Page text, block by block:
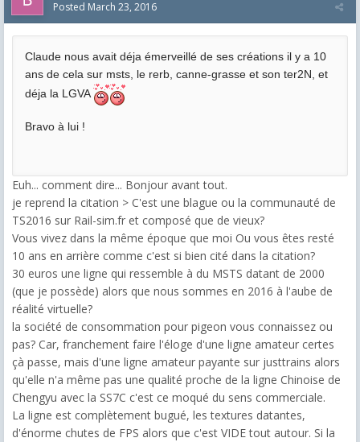
Posted March 23, 2016
Claude nous avait déja émerveillé de ses créations il y a 10
ans de cela sur msts, le rerb, canne-grasse et son ter2N, et
déja la LGVA
Bravo à lui !
Euh... comment dire... Bonjour avant tout.
je reprend la citation > C'est une blague ou la communauté de
TS2016 sur Rail-sim.fr et composé que de vieux?
Vous vivez dans la même époque que moi Ou vous êtes resté
10 ans en arrière comme c'est si bien cité dans la citation?
30 euros une ligne qui ressemble à du MSTS datant de 2000
(que je possède) alors que nous sommes en 2016 à l'aube de
réalité virtuelle?
la société de consommation pour pigeon vous connaissez ou
pas? Car, franchement faire l'éloge d'une ligne amateur certes
çà passe, mais d'une ligne amateur payante sur justtrains alors
qu'elle n'a même pas une qualité proche de la ligne Chinoise de
Chengyu avec la SS7C c'est ce moqué du sens commerciale.
La ligne est complètement bugué, les textures datantes,
d'énorme chutes de FPS alors que c'est VIDE tout autour. Si la